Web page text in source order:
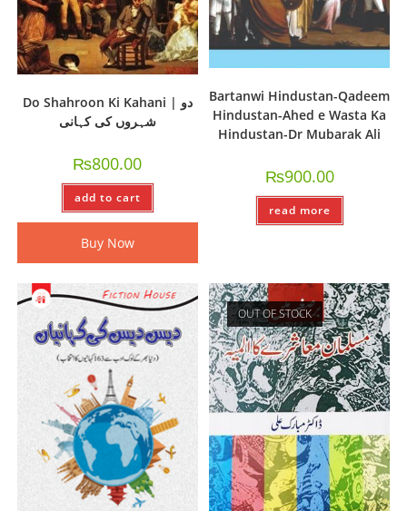
Do Shahroon Ki Kahani | دو
شہروں کی کہانی
₨800.00
add to cart
Buy Now
Bartanwi Hindustan-Qadeem
Hindustan-Ahed e Wasta Ka
Hindustan-Dr Mubarak Ali
₨900.00
read more
OUT OF STOCK